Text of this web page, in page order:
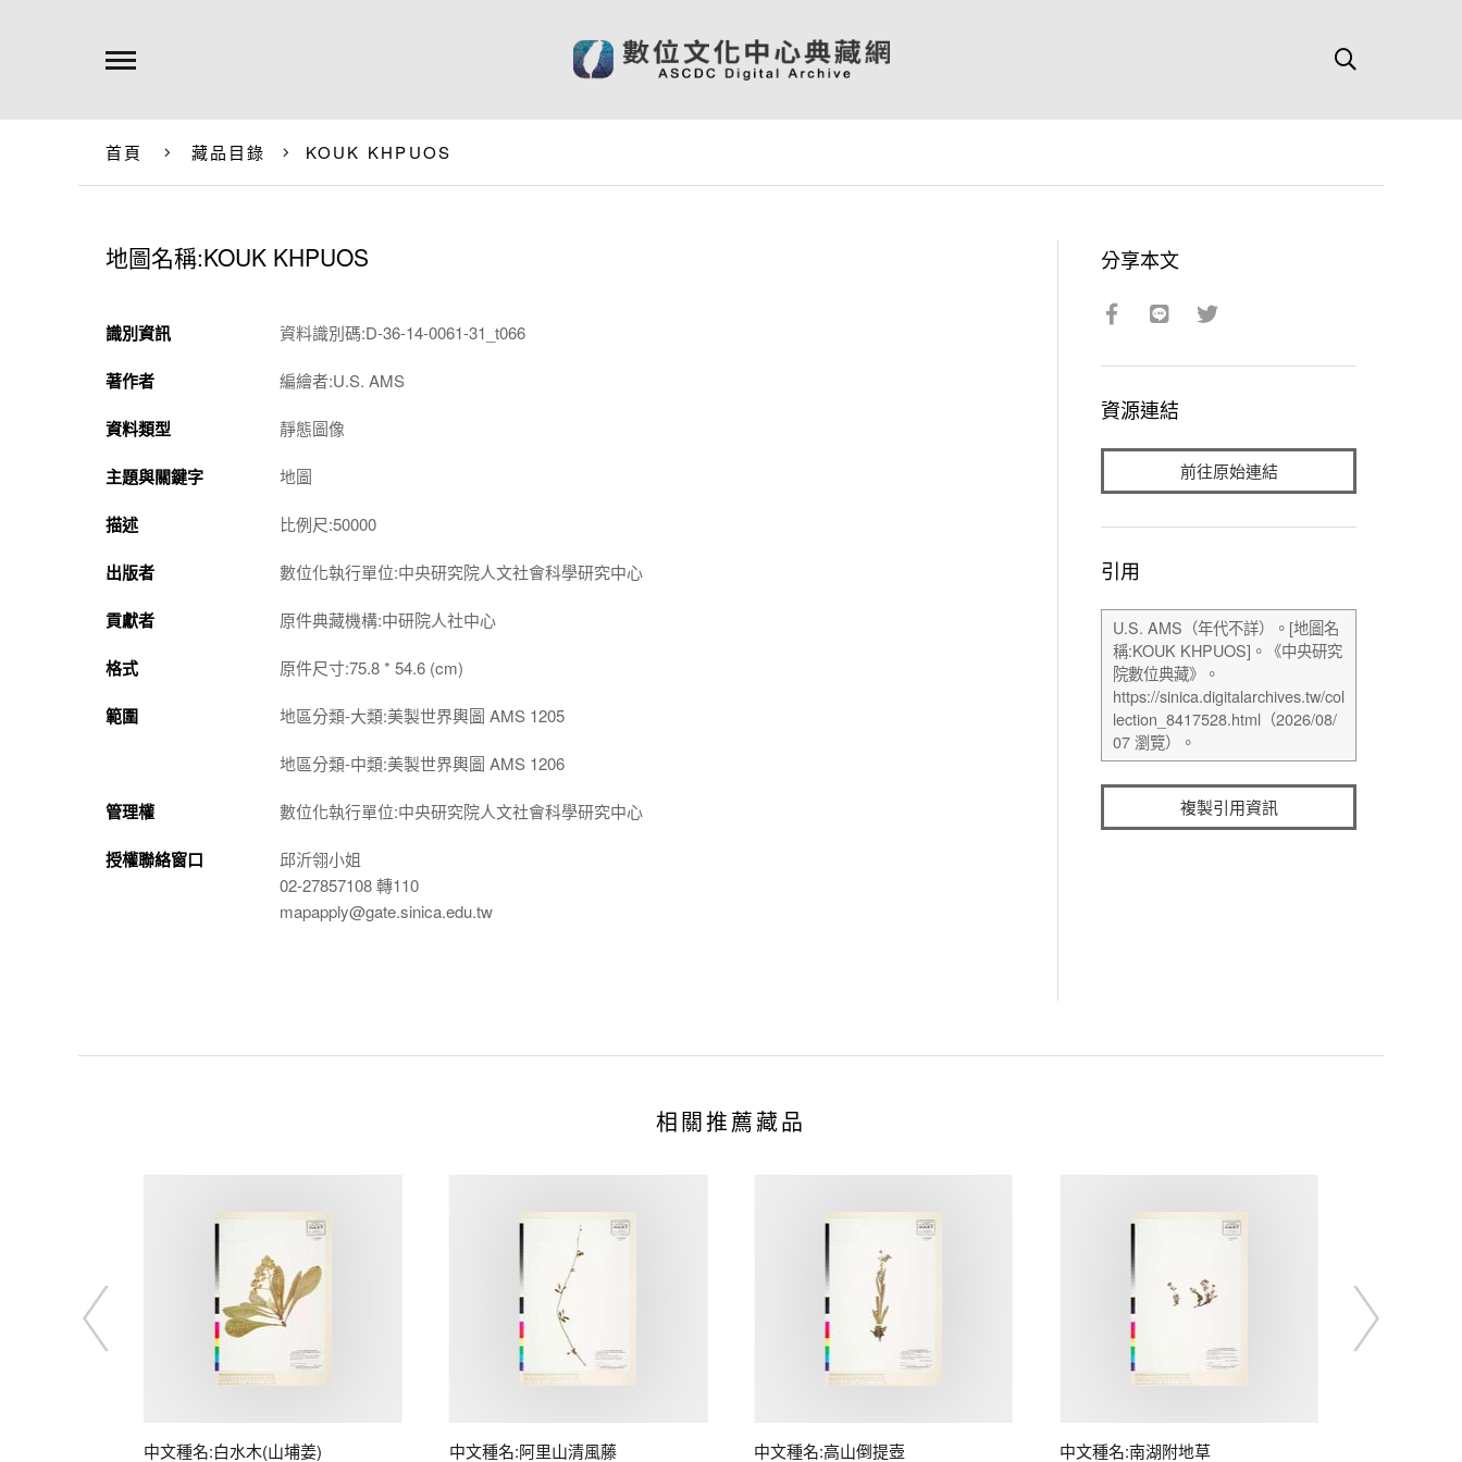
首頁 藏品目錄 KOUK KHPUOS
地圖名稱:KOUK KHPUOS
識別資訊 資料識別碼:D-36-14-0061-31_t066
著作者 編繪者:U.S. AMS
資料類型 靜態圖像
主題與關鍵字 地圖
描述 比例尺:50000
出版者 數位化執行單位:中央研究院人文社會科學研究中心
貢獻者 原件典藏機構:中研院人社中心
格式 原件尺寸:75.8 * 54.6 (cm)
範圍 地區分類-大類:美製世界輿圖 AMS 1205
地區分類-中類:美製世界輿圖 AMS 1206
管理權 數位化執行單位:中央研究院人文社會科學研究中心
授權聯絡窗口
邱沂翎小姐
02-27857108 轉110
mapapply@gate.sinica.edu.tw
分享本文
資源連結
前往原始連結
引用
複製引用資訊
相關推薦藏品
中文種名:白水木(山埔姜) 中文種名:阿里山清風藤 中文種名:高山倒提壺 中文種名:南湖附地草